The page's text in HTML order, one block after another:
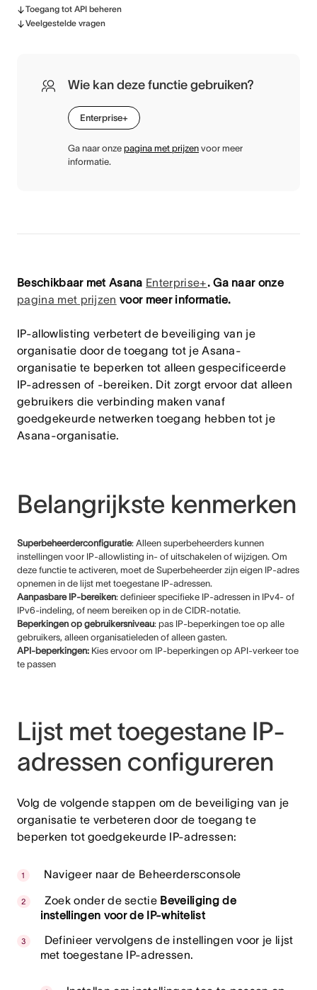
Toegang tot API beheren
Veelgestelde vragen
Wie kan deze functie gebruiken?
Enterprise+
Ga naar onze pagina met prijzen voor meer
informatie.
Beschikbaar met Asana Enterprise+. Ga naar onze
pagina met prijzen voor meer informatie.
IP-allowlisting verbetert de beveiliging van je
organisatie door de toegang tot je Asana-
organisatie te beperken tot alleen gespecificeerde
IP-adressen of -bereiken. Dit zorgt ervoor dat alleen
gebruikers die verbinding maken vanaf
goedgekeurde netwerken toegang hebben tot je
Asana-organisatie.
Belangrijkste kenmerken
Superbeheerderconfiguratie: Alleen superbeheerders kunnen
instellingen voor IP-allowlisting in- of uitschakelen of wijzigen. Om
deze functie te activeren, moet de Superbeheerder zijn eigen IP-adres
opnemen in de lijst met toegestane IP-adressen.
Aanpasbare IP-bereiken: definieer specifieke IP-adressen in IPv4- of
IPv6-indeling, of neem bereiken op in de CIDR-notatie.
Beperkingen op gebruikersniveau: pas IP-beperkingen toe op alle
gebruikers, alleen organisatieleden of alleen gasten.
API-beperkingen: Kies ervoor om IP-beperkingen op API-verkeer toe
te passen
Lijst met toegestane IP-
adressen configureren
Volg de volgende stappen om de beveiliging van je
organisatie te verbeteren door de toegang te
beperken tot goedgekeurde IP-adressen:
Navigeer naar de Beheerdersconsole
Zoek onderde sectie Beveiliging de
instellingen voor de IP-whitelist
Definieer vervolgens de instellingen voor je lijst
met toegestane IP-adressen.